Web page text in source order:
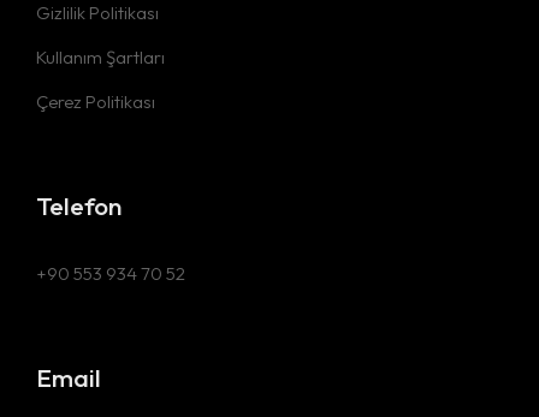
Gizlilik Politikası
Kullanım Şartları
Çerez Politikası
Telefon
+90 553 934 70 52
Email